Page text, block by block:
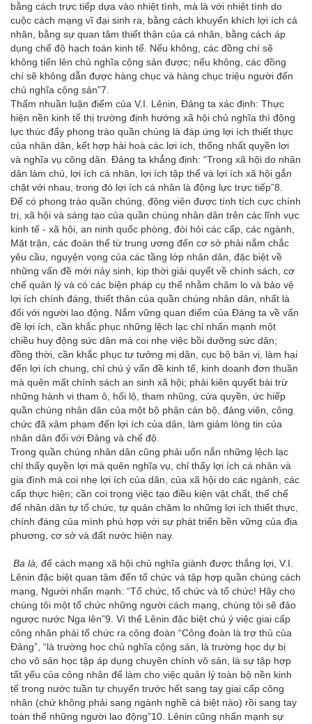
bằng cách trực tiếp dựa vào nhiệt tình, mà là với nhiệt tình do
cuộc cách mạng vĩ đại sinh ra, bằng cách khuyến khích lợi ích cá
nhân, bằng sự quan tâm thiết thân của cá nhân, bằng cách áp
dụng chế độ hạch toán kinh tế. Nếu không, các đồng chí sẽ
không tiến lên chủ nghĩa cộng sản được; nếu không, các đồng
chí sẽ không dẫn được hàng chục và hàng chục triệu người đến
chủ nghĩa cộng sản”7.
Thấm nhuần luận điểm của V.I. Lênin, Đảng ta xác định: Thực
hiện nền kinh tế thị trường định hướng xã hội chủ nghĩa thì động
lực thúc đẩy phong trào quần chúng là đáp ứng lợi ích thiết thực
của nhân dân, kết hợp hài hoà các lợi ích, thống nhất quyền lợi
và nghĩa vụ công dân. Đảng ta khẳng định: “Trong xã hội do nhân
dân làm chủ, lợi ích cá nhân, lợi ích tập thể và lợi ích xã hội gắn
chặt với nhau, trong đó lợi ích cá nhân là động lực trực tiếp”8.
Để có phong trào quần chúng, động viên được tính tích cực chính
trị, xã hội và sáng tạo của quần chúng nhân dân trên các lĩnh vực
kinh tế - xã hội, an ninh quốc phòng, đòi hỏi các cấp, các ngành,
Mặt trận, các đoàn thể từ trung ương đến cơ sở phải nắm chắc
yêu cầu, nguyện vọng của các tầng lớp nhân dân, đặc biệt về
những vấn đề mới nảy sinh, kịp thời giải quyết về chính sách, cơ
chế quản lý và có các biện pháp cụ thể nhằm chăm lo và bảo vệ
lợi ích chính đáng, thiết thân của quần chúng nhân dân, nhất là
đối với người lao động. Nắm vững quan điểm của Đảng ta về vấn
đề lợi ích, cần khắc phục những lệch lạc chỉ nhấn mạnh một
chiều huy động sức dân mà coi nhẹ việc bồi dưỡng sức dân;
đồng thời, cần khắc phục tư tưởng mị dân, cục bộ bản vị, làm hại
đến lợi ích chung, chỉ chú ý vấn đề kinh tế, kinh doanh đơn thuần
mà quên mất chính sách an sinh xã hội; phải kiên quyết bài trừ
những hành vi tham ô, hối lộ, tham nhũng, cửa quyền, ức hiếp
quần chúng nhân dân của một bộ phận cán bộ, đảng viên, công
chức đã xâm phạm đến lợi ích của dân, làm giảm lòng tin của
nhân dân đối với Đảng và chế độ.
Trong quần chúng nhân dân cũng phải uốn nắn những lệch lạc
chỉ thấy quyền lợi mà quên nghĩa vụ, chỉ thấy lợi ích cá nhân và
gia đình mà coi nhẹ lợi ích của dân, của xã hội do các ngành, các
cấp thực hiện; cần coi trọng việc tạo điều kiện vật chất, thể chế
để nhân dân tự tổ chức, tự quản chăm lo những lợi ích thiết thực,
chính đáng của mình phù hợp với sự phát triển bền vững của địa
phương, cơ sở và đất nước hiện nay.
Ba là, để cách mạng xã hội chủ nghĩa giành được thắng lợi, V.I.
Lênin đặc biệt quan tâm đến tổ chức và tập hợp quần chúng cách
mạng, Người nhấn mạnh: “Tổ chức, tổ chức và tổ chức! Hãy cho
chúng tôi một tổ chức những người cách mạng, chúng tôi sẽ đảo
ngược nước Nga lên”9. Vì thế Lênin đặc biệt chú ý việc giai cấp
công nhân phải tổ chức ra công đoàn “Công đoàn là trợ thủ của
Đảng”, “là trường học chủ nghĩa cộng sản, là trường học dự bị
cho vô sản học tập áp dụng chuyên chính vô sản, là sự tập hợp
tất yếu của công nhân để làm cho việc quản lý toàn bộ nền kinh
tế trong nước tuần tự chuyển trước hết sang tay giai cấp công
nhân (chứ không phải sang ngành nghề cá biệt nào) rồi sang tay
toàn thể những người lao động”10. Lênin cũng nhấn mạnh sự